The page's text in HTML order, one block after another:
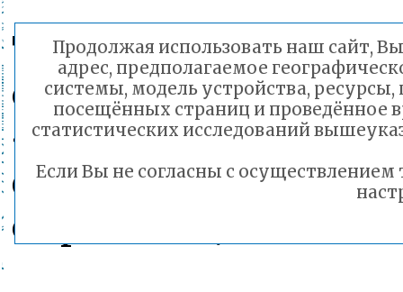
Также успешно
с докладами на
«Заседание клуба
формате круглого
с презентациями
Продолжая использовать наш сайт,
адрес, предполагаемое
системы, модель устройства,
посещённых страниц и проведённое
статистических исследований
Если Вы не согласны с